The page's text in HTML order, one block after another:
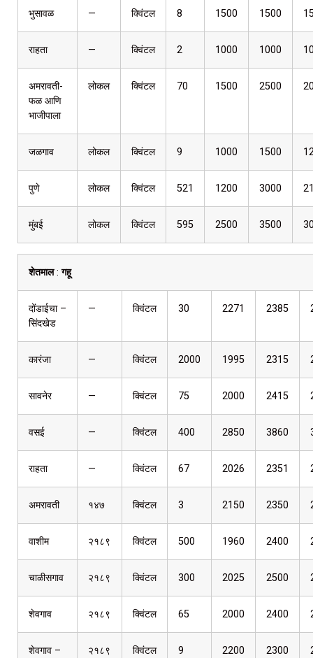
भुसावळ — क्विंटल 8 1500 1500
राहता — क्विंटल 2 1000 1000
अमरावती-
फळ आणि
भाजीपाला
लोकल क्विंटल 70 1500 2500
जळगाव लोकल क्विंटल 9 1000 1500
पुणे लोकल क्विंटल 521 1200 3000
मुंबई लोकल क्विंटल 595 2500 3500
शेतमाल:गहू
दोंडाईचा –
सिंदखेड
— क्विंटल 30 2271 2385
कारंजा — क्विंटल 2000 1995 2315
सावनेर — क्विंटल 75 2000 2415
वसई — क्विंटल 400 2850 3860
राहता — क्विंटल 67 2026 2351
अमरावती १४७ क्विंटल 3 2150 2350
वाशीम २१८९ क्विंटल 500 1960 2400
चाळीसगाव २१८९ क्विंटल 300 2025 2500
शेवगाव २१८९ क्विंटल 65 2000 2400
शेवगाव –
२१८९ क्विंटल 9 2200 2300